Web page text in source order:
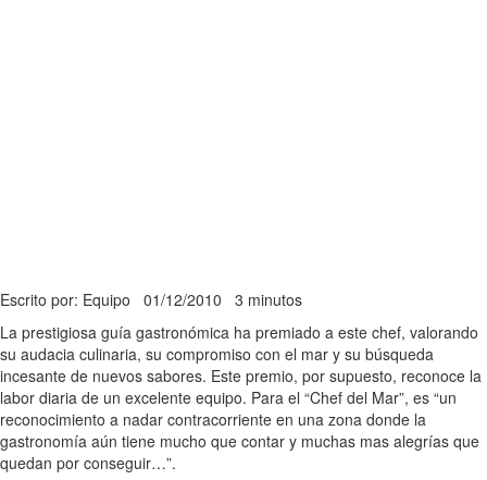
Escrito por: Equipo 01/12/2010 3 minutos
La prestigiosa guía gastronómica ha premiado a este chef, valorando
su audacia culinaria, su compromiso con el mar y su búsqueda
incesante de nuevos sabores. Este premio, por supuesto, reconoce la
labor diaria de un excelente equipo. Para el “Chef del Mar”, es “un
reconocimiento a nadar contracorriente en una zona donde la
gastronomía aún tiene mucho que contar y muchas mas alegrías que
quedan por conseguir…”.